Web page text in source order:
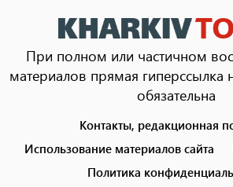
При полном или частичном
материалов прямая гиперссылка
обязательна
menu
Контакты, редакционная
Использование материалов сайта
Политика